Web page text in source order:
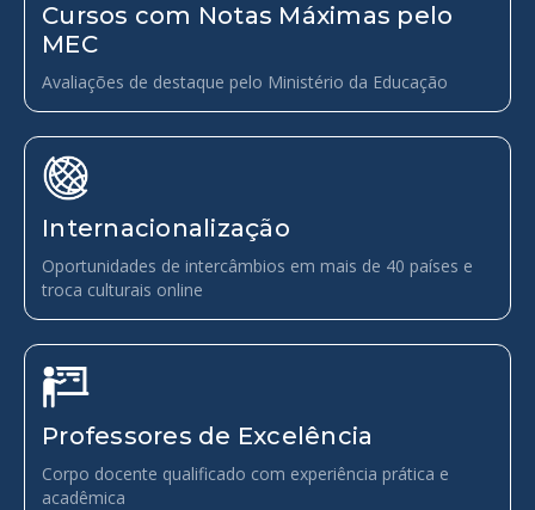
Cursos com Notas Máximas pelo
MEC
Avaliações de destaque pelo Ministério da Educação
Internacionalização
Oportunidades de intercâmbios em mais de 40 países e
troca culturais online
Professores de Excelência
Corpo docente qualificado com experiência prática e
acadêmica